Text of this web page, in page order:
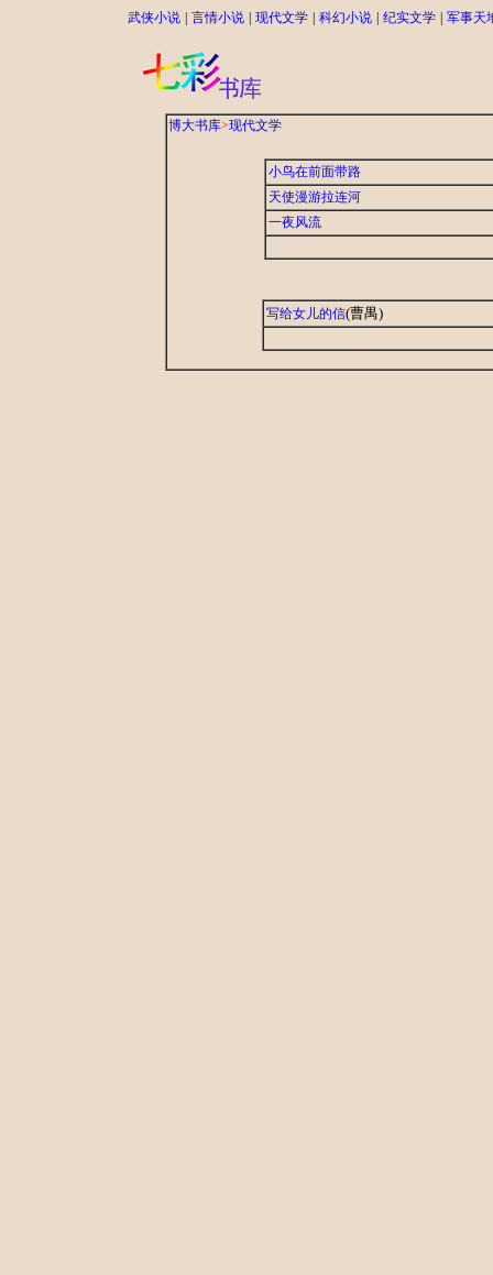
武侠小说 言情小说 现代文学 科幻小说 纪实文学 军事天
博大书库>现代文学
小鸟在前面带路
天使漫游拉连河
一夜风流
写给女儿的信(曹禺)